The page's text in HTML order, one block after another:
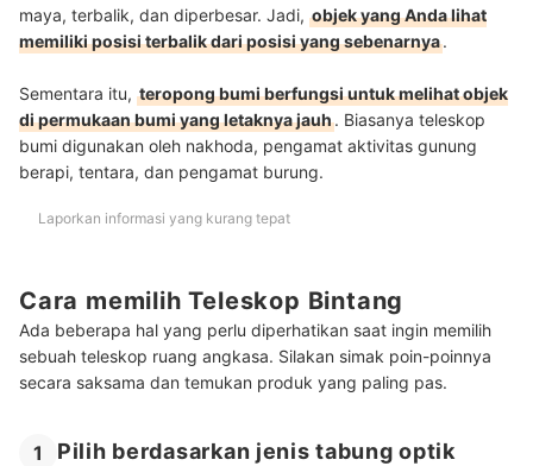
maya, terbalik, dan diperbesar. Jadi, objek yang Anda lihat
memiliki posisi terbalik dari posisi yang sebenarnya.
Sementara itu, teropong bumi berfungsi untuk melihat objek
di permukaan bumi yang letaknya jauh. Biasanya teleskop
bumi digunakan oleh nakhoda, pengamat aktivitas gunung
berapi, tentara, dan pengamat burung.
Laporkan informasi yang kurang tepat
Cara memilih Teleskop Bintang
Ada beberapa hal yang perlu diperhatikan saat ingin memilih
sebuah teleskop ruang angkasa. Silakan simak poin-poinnya
secara saksama dan temukan produk yang paling pas.
1 Pilih berdasarkan jenis tabung optik